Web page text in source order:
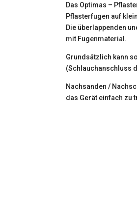
Das Optimas –
Pflasterfugen auf
Die überlappenden
mit Fugenmaterial.
Grundsätzlich kann
(Schlauchanschluss
Nachsanden /
das Gerät einfach zu